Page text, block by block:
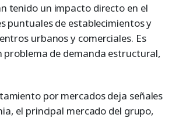
tenido un impacto directo en el
puntuales de establecimientos y
urbanos y comerciales. Es
problema de demanda estructural,
por mercados deja señales
el principal mercado del grupo,